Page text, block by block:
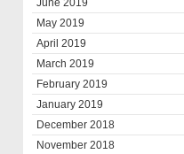
June 2019
May 2019
April 2019
March 2019
February 2019
January 2019
December 2018
November 2018